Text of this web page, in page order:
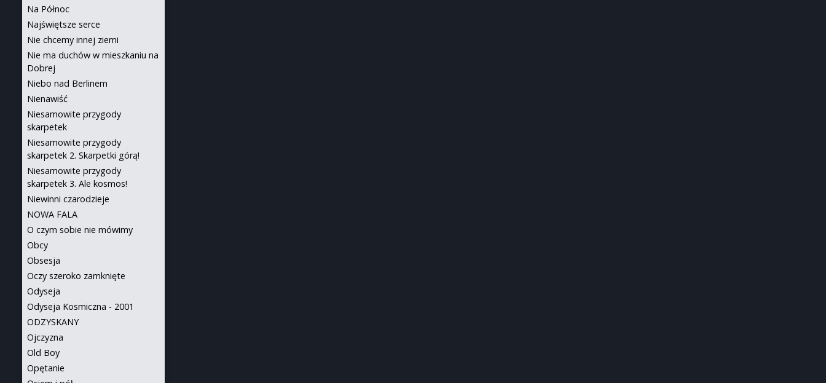
Na Północ
Najświętsze serce
Nie chcemy innej ziemi
Nie ma duchów w mieszkaniu na
Dobrej
Niebo nad Berlinem
Nienawiść
Niesamowite przygody
skarpetek
Niesamowite przygody
skarpetek 2. Skarpetki górą!
Niesamowite przygody
skarpetek 3. Ale kosmos!
Niewinni czarodzieje
NOWA FALA
O czym sobie nie mówimy
Obcy
Obsesja
Oczy szeroko zamknięte
Odyseja
Odyseja Kosmiczna - 2001
ODZYSKANY
Ojczyzna
Old Boy
Opętanie